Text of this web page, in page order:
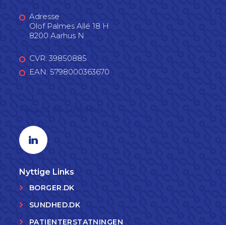
Adresse
Olof Palmes Allé 18 H
8200 Aarhus N
CVR: 39850885
EAN: 5798000363670
Linkedin profil
Nyttige Links
BORGER.DK
SUNDHED.DK
PATIENTERSTATNINGEN